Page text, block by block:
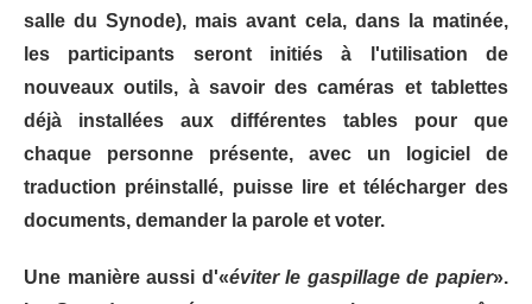
salle du Synode), mais avant cela, dans la matinée,
les participants seront initiés à l'utilisation de
nouveaux outils, à savoir des caméras et tablettes
déjà installées aux différentes tables pour que
chaque personne présente, avec un logiciel de
traduction préinstallé, puisse lire et télécharger des
documents, demander la parole et voter.
Une manière aussi d'«éviter le gaspillage de papier».